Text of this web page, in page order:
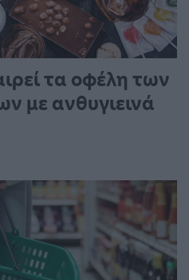
τα οφέλη των
με ανθυγιεινά